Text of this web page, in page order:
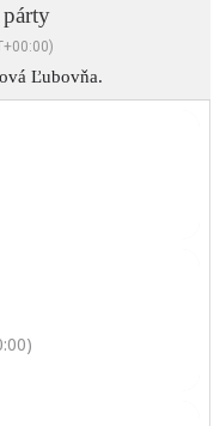
Ľubovňa.